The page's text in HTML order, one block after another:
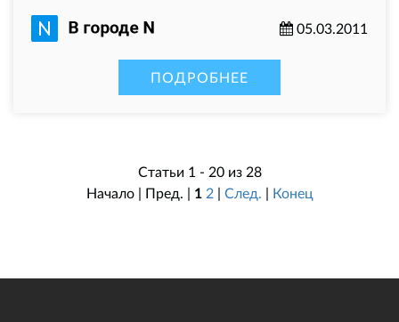
05.03.2011
ПОДРОБНЕЕ
Статьи 1 - 20 из 28
Начало | Пред. | 1 2 | След. | Конец